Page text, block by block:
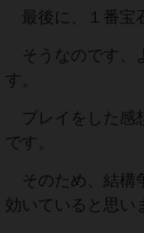
最後に、１番宝
そうなのです、
す。
プレイをした感
です。
そのため、結構
効いていると思い